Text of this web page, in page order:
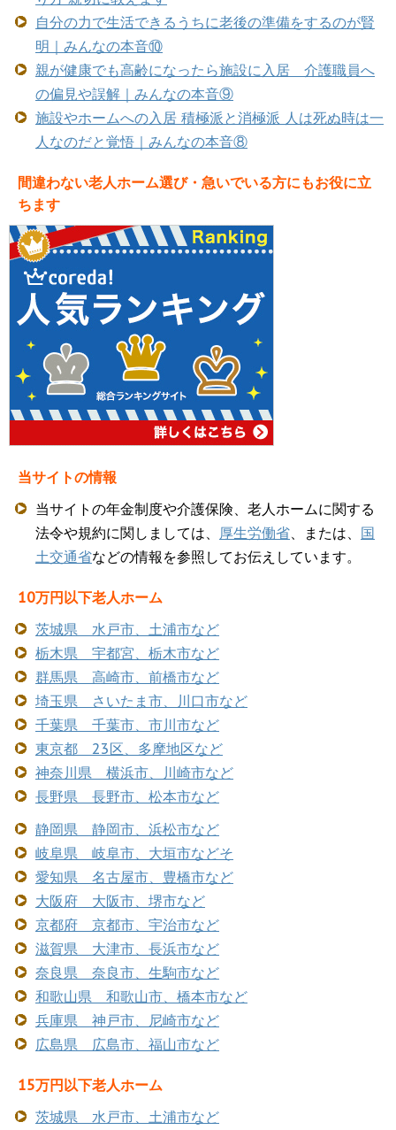
自分の力で生活できるうちに老後の準備をするのが賢
明｜みんなの本音⑩
親が健康でも高齢になったら施設に入居 介護職員へ
の偏見や誤解｜みんなの本音⑨
施設やホームへの入居 積極派と消極派 人は死ぬ時は一
人なのだと覚悟｜みんなの本音⑧
間違わない老人ホーム選び・急いでいる方にもお役に立
ちます
当サイトの情報
当サイトの年金制度や介護保険、老人ホームに関する
法令や規約に関しましては、 厚生労働省 、または、 国
土交通省などの情報を参照してお伝えしています。
10万円以下老人ホーム
茨城県 水戸市、土浦市など
栃木県 宇都宮、栃木市など
群馬県 高崎市、前橋市など
埼玉県 さいたま市、川口市など
千葉県 千葉市、市川市など
東京都 23区、多摩地区など
神奈川県 横浜市、川崎市など
長野県 長野市、松本市など
静岡県 静岡市、浜松市など
岐阜県 岐阜市、大垣市などそ
愛知県 名古屋市、豊橋市など
大阪府 大阪市、堺市など
京都府 京都市、宇治市など
滋賀県 大津市、長浜市など
奈良県 奈良市、生駒市など
和歌山県 和歌山市、橋本市など
兵庫県 神戸市、尼崎市など
広島県 広島市、福山市など
15万円以下老人ホーム
茨城県 水戸市、土浦市など